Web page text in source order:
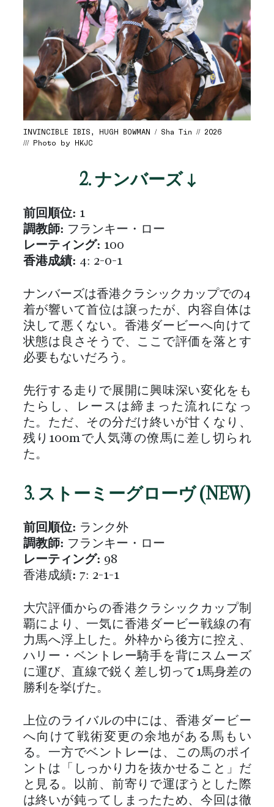
INVINCIBLE IBIS, HUGH BOWMAN / Sha Tin // 2026
/// Photo by HKJC
2. ナンバーズ ↓
前回順位: 1
調教師: フランキー・ロー
レーティング: 100
香港成績: 4: 2-0-1
ナンバーズは香港クラシックカップでの4
着が響いて首位は譲ったが、内容自体は
決して悪くない。香港ダービーへ向けて
状態は良さそうで、ここで評価を落とす
必要もないだろう。
先行する走りで展開に興味深い変化をも
たらし、レースは締まった流れになっ
た。ただ、その分だけ終いが甘くなり、
残り100mで人気薄の僚馬に差し切られ
た。
3. ストーミーグローヴ (NEW)
前回順位: ランク外
調教師: フランキー・ロー
レーティング: 98
香港成績: 7: 2-1-1
大穴評価からの香港クラシックカップ制
覇により、一気に香港ダービー戦線の有
力馬へ浮上した。外枠から後方に控え、
ハリー・ベントレー騎手を背にスムーズ
に運び、直線で鋭く差し切って1馬身差の
勝利を挙げた。
上位のライバルの中には、香港ダービー
へ向けて戦術変更の余地がある馬もい
る。一方でベントレーは、この馬のポイ
ントは「しっかり力を抜かせること」だ
と見る。以前、前寄りで運ぼうとした際
は終いが鈍ってしまったため、今回は徹